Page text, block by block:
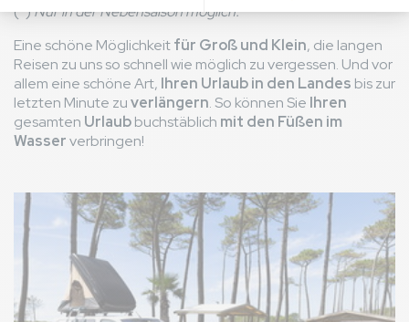
(*)Nur in der Nebensaison möglich.
Eine schöne Möglichkeitfür Groß und Klein, die langen
Reisen zu uns so schnell wie möglich zu vergessen. Und vor
allem eine schöne Art, Ihren Urlaub in den Landes bis zur
letzten Minute zuverlängern. So können Sie Ihren
gesamten Urlaubbuchstäblich mit den Füßen im
Wasserverbringen!
Bild